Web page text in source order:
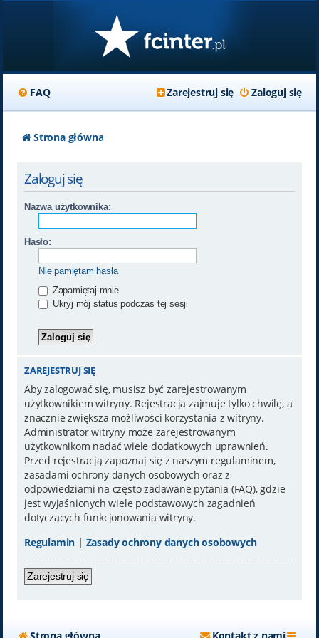
FAQ Zaloguj się
Zarejestruj się
Strona główna
Zaloguj się
Nazwa użytkownika:
Hasło:
Nie pamiętam hasła
Zapamiętaj mnie
Ukryj mój status podczas tej sesji
ZAREJESTRUJ SIĘ
Aby zalogować się, musisz być zarejestrowanym
użytkownikiem witryny. Rejestracja zajmuje tylko chwilę, a
znacznie zwiększa możliwości korzystania z witryny.
Administrator witryny może zarejestrowanym
użytkownikom nadać wiele dodatkowych uprawnień.
Przed rejestracją zapoznaj się z naszym regulaminem,
zasadami ochrony danych osobowych oraz z
odpowiedziami na często zadawane pytania (FAQ), gdzie
jest wyjaśnionych wiele podstawowych zagadnień
dotyczących funkcjonowania witryny.
Regulamin | Zasady ochrony danych osobowych
Zarejestruj się
Strona główna Kontakt z nami